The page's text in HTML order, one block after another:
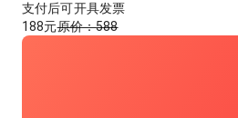
支付后可开具发票
188元原价：588